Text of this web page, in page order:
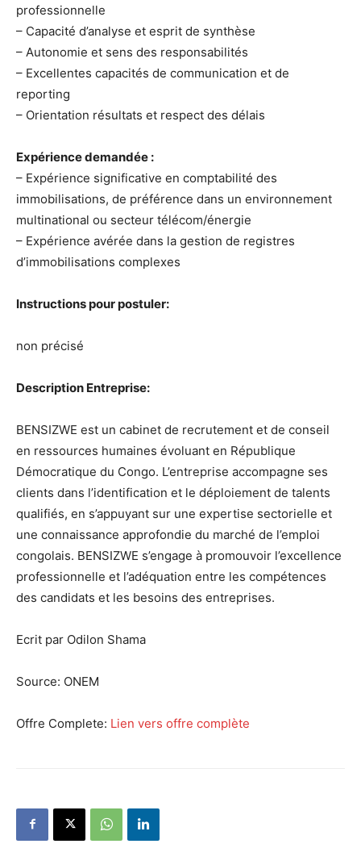
professionnelle
– Capacité d’analyse et esprit de synthèse
– Autonomie et sens des responsabilités
– Excellentes capacités de communication et de
reporting
– Orientation résultats et respect des délais
Expérience demandée :
– Expérience significative en comptabilité des
immobilisations, de préférence dans un environnement
multinational ou secteur télécom/énergie
– Expérience avérée dans la gestion de registres
d’immobilisations complexes
Instructions pour postuler:
non précisé
Description Entreprise:
BENSIZWE est un cabinet de recrutement et de conseil
en ressources humaines évoluant en République
Démocratique du Congo. L’entreprise accompagne ses
clients dans l’identification et le déploiement de talents
qualifiés, en s’appuyant sur une expertise sectorielle et
une connaissance approfondie du marché de l’emploi
congolais. BENSIZWE s’engage à promouvoir l’excellence
professionnelle et l’adéquation entre les compétences
des candidats et les besoins des entreprises.
Ecrit par Odilon Shama
Source: ONEM
Offre Complete: Lien vers offre complète